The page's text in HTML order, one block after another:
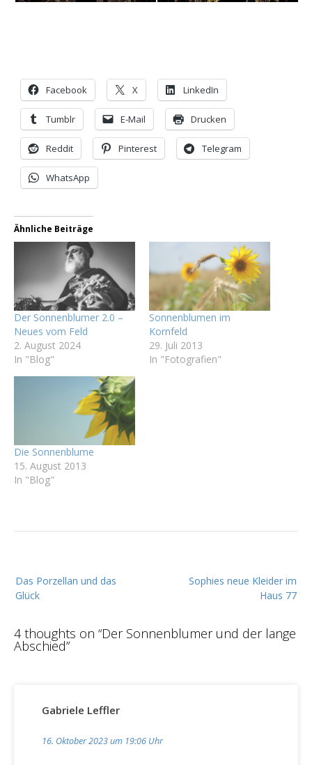
Facebook X LinkedIn
Tumblr E-Mail Drucken
Reddit Pinterest Telegram
WhatsApp
Ähnliche Beiträge
Der Sonnenblumer 2.0 –
Neues vom Feld
2. August 2024
In "Blog"
Sonnenblumen im
Kornfeld
29. Juli 2013
In "Fotografien"
Die Sonnenblume
15. August 2013
In "Blog"
e
t
r
Sophies neue Kleider im
Haus 77
Das Porzellan und das
Glück
4 thoughts on “Der Sonnenblumer und der lange
Abschied”
Gabriele Leffler
16. Oktober 2023 um 19:06 Uhr